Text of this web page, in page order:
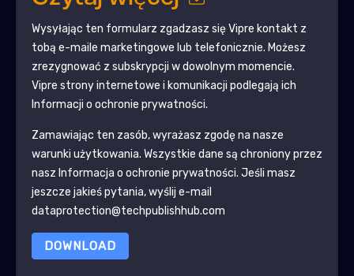
Wysyłając ten formularz zgadzasz sięVipre kontakt z
tobą e-maile marketingowe lub telefonicznie. Możesz
zrezygnować z subskrypcji w dowolnym momencie.
Vipre strony internetowe i komunikacji podlegają ich
Informacji o ochronie prywatności.
Zamawiając ten zasób, wyrażasz zgodę na nasze
warunki użytkowania. Wszystkie dane są chroniony przez
nasz Informacja o ochronie prywatności. Jeśli masz
jeszcze jakieś pytania, wyślij e-mail
dataprotection@techpublishhub.com
DOWNLOAD